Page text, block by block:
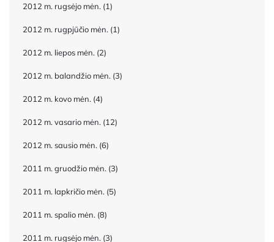
2012 m. rugsėjo mėn. (1)
2012 m. rugpjūčio mėn. (1)
2012 m. liepos mėn. (2)
2012 m. balandžio mėn. (3)
2012 m. kovo mėn. (4)
2012 m. vasario mėn. (12)
2012 m. sausio mėn. (6)
2011 m. gruodžio mėn. (3)
2011 m. lapkričio mėn. (5)
2011 m. spalio mėn. (8)
2011 m. rugsėjo mėn. (3)